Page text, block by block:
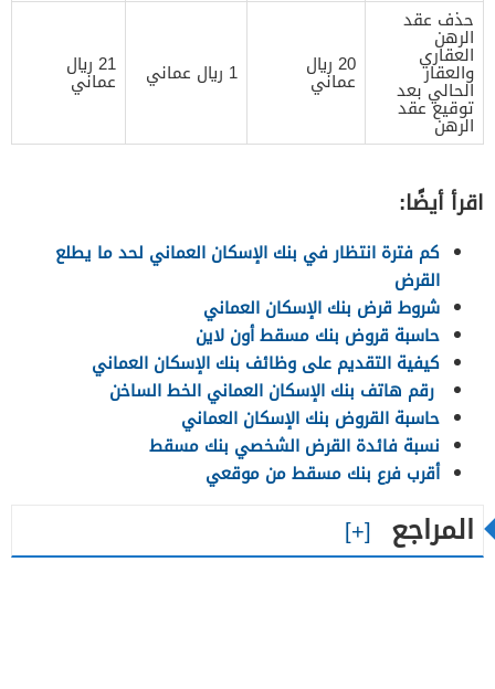
حذف عقد
الرهن
العقاري
والعقار
الحالي بعد
توقيع عقد
الرهن
20 ريال
عماني 1 ريال عماني 21 ريال
عماني
اقرأ أيضًا:
كم فترة انتظار في بنك الإسكان العماني لحد ما يطلع
القرض
شروط قرض بنك الإسكان العماني
حاسبة قروض بنك مسقط أون لاين
كيفية التقديم على وظائف بنك الإسكان العماني
رقم هاتف بنك الإسكان العماني الخط الساخن
حاسبة القروض بنك الإسكان العماني
نسبة فائدة القرض الشخصي بنك مسقط
أقرب فرع بنك مسقط من موقعي
المراجع